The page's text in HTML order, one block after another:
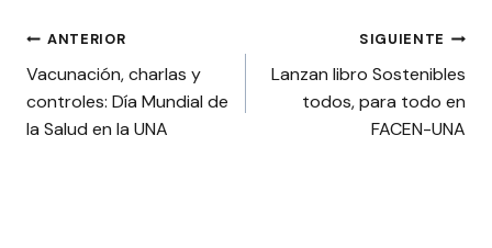
Navegación
de
entradas
ANTERIOR
Vacunación, charlas y
controles: Día Mundial de
la Salud en la UNA
SIGUIENTE
Lanzan libro Sostenibles
todos, para todo en
FACEN-UNA